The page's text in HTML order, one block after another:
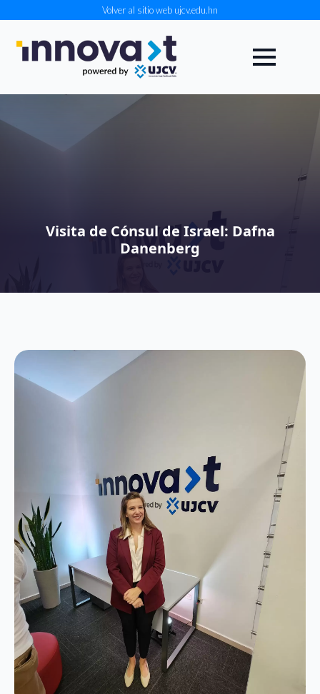
Volver al sitio web ujcv.edu.hn
Visita de Cónsul de Israel: Dafna
Danenberg